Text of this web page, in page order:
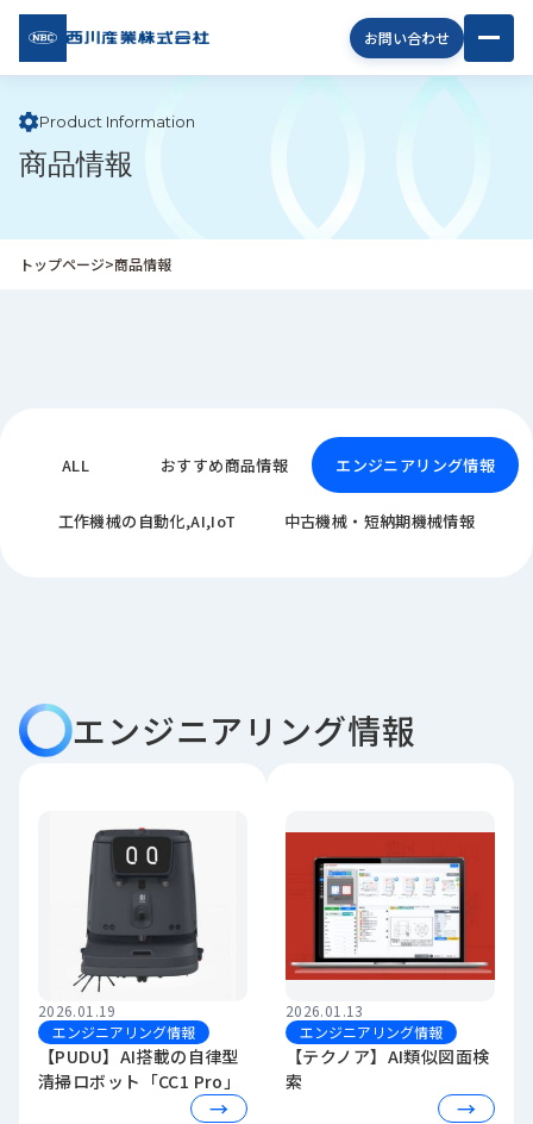
お問い合わせ
西川
産業
企
業
報
事
例
ら
せ/
ロ
Product Information
商品情報
トップページ>商品情報
ALL おすすめ商品情報 エンジニアリング情報
工作機械の自動化,AI,IoT 中古機械・短納期機械情報
エンジニアリング情報
2026.01.19
エンジニアリング情報
【PUDU】AI搭載の自律型
清掃ロボット「CC1 Pro」
→
2026.01.13
エンジニアリング情報
【テクノア】AI類似図面検
索
→